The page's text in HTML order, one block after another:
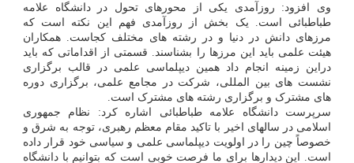
وی افزود: روزآمدی یکی از محورهای تحول در دانشگاه علامه
طباطبائی است. یک بخش از روزآمدی فهم این نکته است که
مرزهای دانش در دنیا و در رشته های مختلف کجاست. همکاران
هیئت علمی باید این مرزها را بشناسند. قسمتی از اقداماتی که باید
دراین زمینه انجام داد همین دیپلماسی علمی در قالب برگزاری
نشست های بین المللی، شرکت در مجامع علمی، برگزاری دوره
های مشترک و برگزاری رشته های مشترک است.
سرپرست دانشگاه علامه طباطبائی اشاره کرد: نظام جمهوری
اسلامی در سالهای اخیر با تاکید مقام معظم رهبری، توجه به شرق و
خصوصاً چین را در اولویت دیپلماسی علمی و سیاسی خود قرار داده
است. این دیدارها برای ما فرصت خوبی است که بتوانیم با دانشگاه